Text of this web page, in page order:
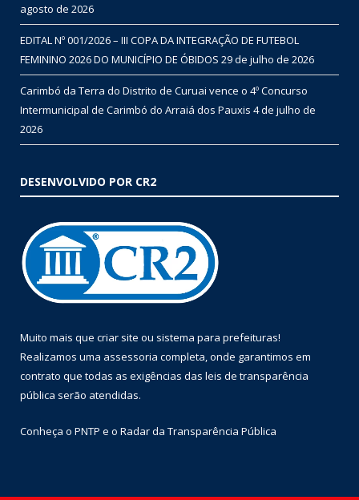
agosto de 2026
EDITAL Nº 001/2026 – III COPA DA INTEGRAÇÃO DE FUTEBOL
FEMININO 2026 DO MUNICÍPIO DE ÓBIDOS 29 de julho de 2026
Carimbó da Terra do Distrito de Curuai vence o 4º Concurso
Intermunicipal de Carimbó do Arraiá dos Pauxis 4 de julho de
2026
DESENVOLVIDO POR CR2
Muito mais que criar site ou sistema para prefeituras!
Realizamos uma assessoria completa, onde garantimos em
contrato que todas as exigências das leis de transparência
pública serão atendidas.
Conheça o PNTP e o Radar da Transparência Pública